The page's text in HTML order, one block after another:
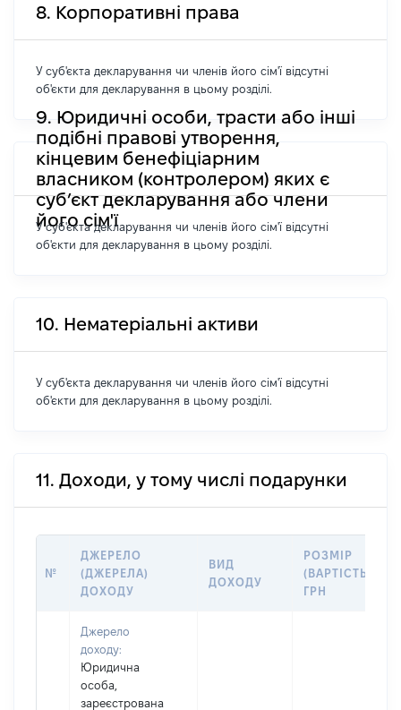
8. Корпоративні права
У суб'єкта декларування чи членів його сім'ї відсутні
об'єкти для декларування в цьому розділі.
9. Юридичні особи, трасти або інші
подібні правові утворення,
кінцевим бенефіціарним
власником (контролером) яких є
суб’єкт декларування або члени
його сім'ї
У суб'єкта декларування чи членів його сім'ї відсутні
об'єкти для декларування в цьому розділі.
10. Нематеріальні активи
У суб'єкта декларування чи членів його сім'ї відсутні
об'єкти для декларування в цьому розділі.
11. Доходи, у тому числі подарунки
№
ДЖЕРЕЛО
(ДЖЕРЕЛА)
ДОХОДУ
ВИД
ДОХОДУ
РОЗМІР
(ВАРТІСТЬ),
ГРН
Джерело
доходу:
Юридична
особа,
зареєстрована